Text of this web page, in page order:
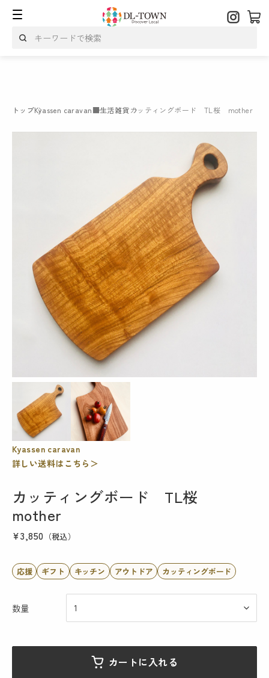
トップKyassen caravan■生活雑貨カッティングボード TL桜 mother
Kyassen caravan
詳しい送料はこちら＞
カッティングボード TL桜
mother
¥3,850 （税込）
応援 ギフト キッチン アウトドア カッティングボード
数量
カートに入れる